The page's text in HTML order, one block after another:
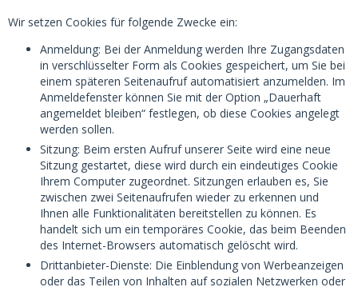
Wir setzen Cookies für folgende Zwecke ein:
Anmeldung: Bei der Anmeldung werden Ihre Zugangsdaten
in verschlüsselter Form als Cookies gespeichert, um Sie bei
einem späteren Seitenaufruf automatisiert anzumelden. Im
Anmeldefenster können Sie mit der Option „Dauerhaft
angemeldet bleiben“ festlegen, ob diese Cookies angelegt
werden sollen.
Sitzung: Beim ersten Aufruf unserer Seite wird eine neue
Sitzung gestartet, diese wird durch ein eindeutiges Cookie
Ihrem Computer zugeordnet. Sitzungen erlauben es, Sie
zwischen zwei Seitenaufrufen wieder zu erkennen und
Ihnen alle Funktionalitäten bereitstellen zu können. Es
handelt sich um ein temporäres Cookie, das beim Beenden
des Internet-Browsers automatisch gelöscht wird.
Drittanbieter-Dienste: Die Einblendung von Werbeanzeigen
oder das Teilen von Inhalten auf sozialen Netzwerken oder